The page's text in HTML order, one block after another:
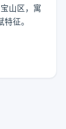
山区，寓
征。